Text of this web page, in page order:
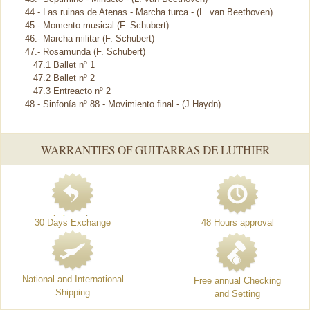
44.- Las ruinas de Atenas - Marcha turca - (L. van Beethoven)
45.- Momento musical (F. Schubert)
46.- Marcha militar (F. Schubert)
47.- Rosamunda (F. Schubert)
47.1 Ballet nº 1
47.2 Ballet nº 2
47.3 Entreacto nº 2
48.- Sinfonía nº 88 - Movimiento final - (J.Haydn)
WARRANTIES OF GUITARRAS DE LUTHIER
30 Days Exchange 48 Hours approval
National and International
Shipping
Free annual Checking
and Setting